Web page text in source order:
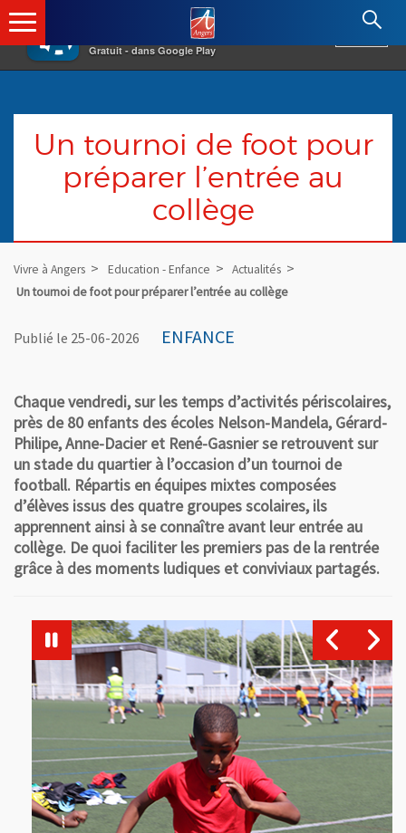
×
Gratuit - dans Google Play
Angers.fr : Retour à l'accueil
Un tournoi de foot pour
préparer l’entrée au
collège
Vivre à Angers Education - Enfance
Actualités
Un tournoi de foot pour préparer l’entrée au collège
Publié le 25-06-2026 ENFANCE
Chaque vendredi, sur les temps d’activités périscolaires,
près de 80 enfants des écoles Nelson-Mandela, Gérard-
Philipe, Anne-Dacier et René-Gasnier se retrouvent sur
un stade du quartier à l’occasion d’un tournoi de
football. Répartis en équipes mixtes composées
d’élèves issus des quatre groupes scolaires, ils
apprennent ainsi à se connaître avant leur entrée au
collège. De quoi faciliter les premiers pas de la rentrée
grâce à des moments ludiques et conviviaux partagés.